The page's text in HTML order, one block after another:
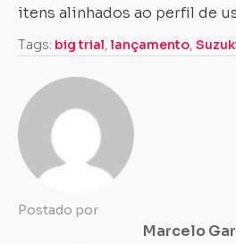
itens alinhados ao perfil de
Tags: big trial, lançamento,
Postado por
Marcelo